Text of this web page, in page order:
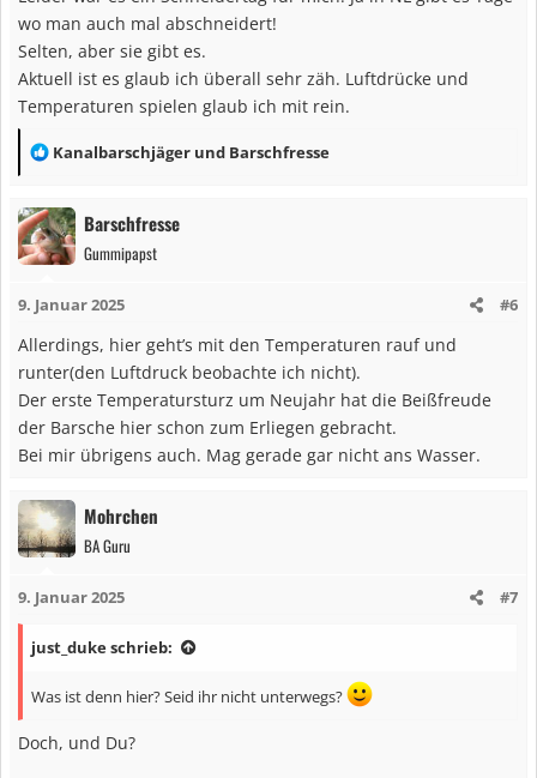
wo man auch mal abschneidert!
Selten, aber sie gibt es.
Aktuell ist es glaub ich überall sehr zäh. Luftdrücke und
Temperaturen spielen glaub ich mit rein.
R
a
k
t
o
Kanalbarschjäger und Barschfresse
Barschfresse
Gummipapst
9. Januar 2025 #6
Allerdings, hier geht’s mit den Temperaturen rauf und
runter(den Luftdruck beobachte ich nicht).
Der erste Temperatursturz um Neujahr hat die Beißfreude
der Barsche hier schon zum Erliegen gebracht.
Bei mir übrigens auch. Mag gerade gar nicht ans Wasser.
Mohrchen
BA Guru
9. Januar 2025 #7
just_duke schrieb:
Was ist denn hier? Seid ihr nicht unterwegs?
Doch, und Du?